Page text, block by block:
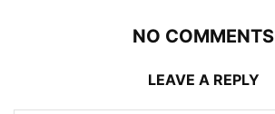
NO COMMENTS
LEAVE A REPLY